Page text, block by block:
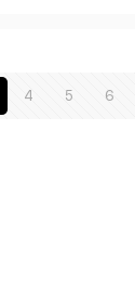
4 5 6